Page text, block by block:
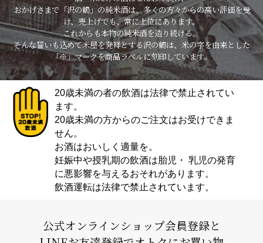
おかげさまで「沢の鶴」の純米酒は、多くの方々からの高い評価を受
け、売上げでも、常に上位にあります。
これからも本物の純米酒を造り続ける。
そんな誓いも込めて米屋を発祥とする沢の鶴は、米の字を由来とした
「※」マークを商品ラベルに刻印しています。
20歳未満の者の飲酒は法律で禁止されてい
ます。
20歳未満の方からのご注文はお受けできま
せん。
お酒はおいしく適量を。
妊娠中や授乳期の飲酒は胎児・ 乳児の発育
に悪影響を与えるおそれがあります。
飲酒運転は法律で禁止されています。
公式オンラインショップ会員登録と